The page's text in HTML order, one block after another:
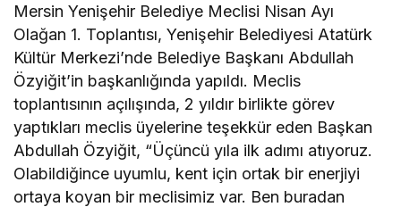
Mersin Yenişehir Belediye Meclisi Nisan Ayı
Olağan 1. Toplantısı, Yenişehir Belediyesi Atatürk
Kültür Merkezi’nde Belediye Başkanı Abdullah
Özyiğit’in başkanlığında yapıldı. Meclis
toplantısının açılışında, 2 yıldır birlikte görev
yaptıkları meclis üyelerine teşekkür eden Başkan
Abdullah Özyiğit, “Üçüncü yıla ilk adımı atıyoruz.
Olabildiğince uyumlu, kent için ortak bir enerjiyi
ortaya koyan bir meclisimiz var. Ben buradan